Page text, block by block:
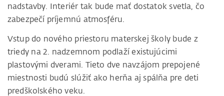
nadstavby. Interiér tak bude mať dostatok svetla, čo
zabezpečí príjemnú atmosféru.
Vstup do nového priestoru materskej školy bude z
triedy na 2. nadzemnom podlaží existujúcimi
plastovými dverami. Tieto dve navzájom prepojené
miestnosti budú slúžiť ako herňa aj spálňa pre deti
predškolského veku.